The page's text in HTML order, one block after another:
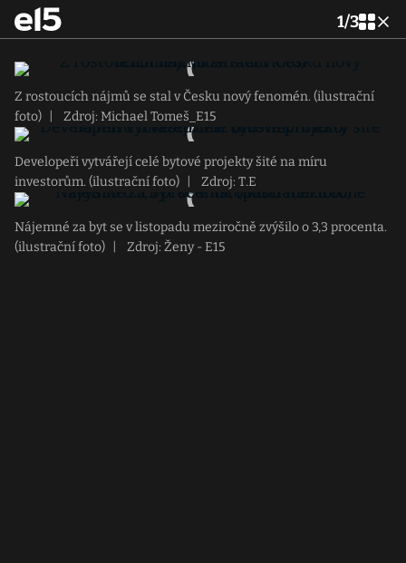
1/3
Z rostoucích nájmů se stal v Česku nový fenomén. (ilustrační
foto)
Zdroj: Michael Tomeš_E15
Developeři vytvářejí celé bytové projekty šité na míru
investorům. (ilustrační foto)
Zdroj: T.E
Nájemné za byt se v listopadu meziročně zvýšilo o 3,3 procenta.
(ilustrační foto)
Zdroj: Ženy - E15